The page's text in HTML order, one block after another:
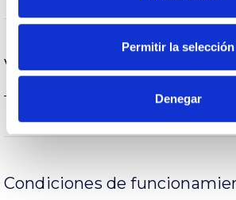
Permitir la selección
Denegar
Vida
Condiciones de